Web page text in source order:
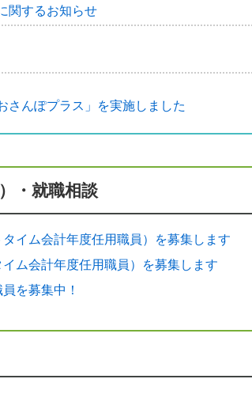
関するお知らせ
さんぽプラス」を実施しました
実施事業者を募集します
の行政庁へ通報・連絡を！
用の流れと認定申請
・就職相談
イム会計年度任用職員）を募集します
ム会計年度任用職員）を募集します
を募集中！